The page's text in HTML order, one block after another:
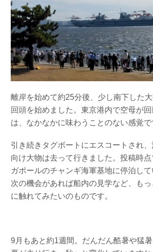
離岸を始めて約25分後、少し南下した
回頭を始めました。東京港内で空母が
は、なかなかに味わうことのない感覚で
引き続きタグボートにエスコートされ
向け大物は去って行きました。投稿時
ガポールのチャンギ海軍基地に停泊して
次の機会があれば船内の見学など、も
に触れてみたいのものです。
9月もあと約1週間。だんだん酷暑や猛